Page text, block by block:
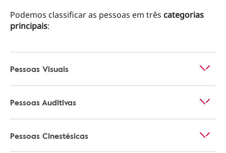
Podemos classificar as pessoas em três categorias
principais:
Pessoas Visuais
Pessoas Auditivas
Pessoas Cinestésicas